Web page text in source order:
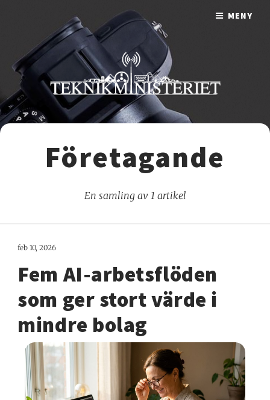
Företagande
En samling av 1 artikel
feb 10, 2026
Fem AI-arbetsflöden
som ger stort värde i
mindre bolag
MENY